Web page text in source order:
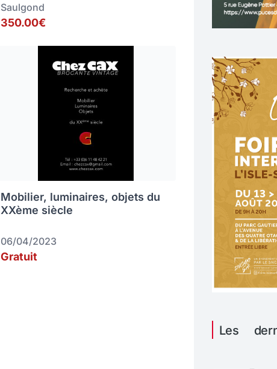
Saulgond
350.00€
Mobilier, luminaires, objets du
XXème siècle
06/04/2023
Gratuit
Les